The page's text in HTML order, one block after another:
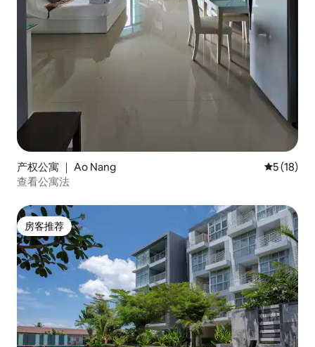
产权公寓 ｜ Ao Nang 平均评分
5 (18)
查看公寓法
房客推荐
房客推荐